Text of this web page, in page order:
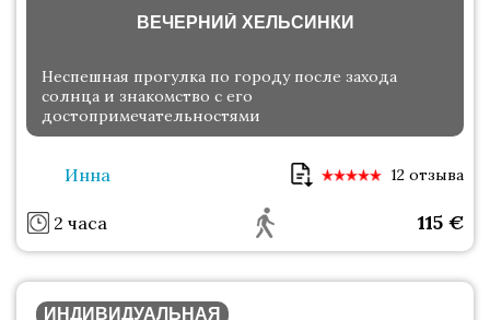
ВЕЧЕРНИЙ ХЕЛЬСИНКИ
Неспешная прогулка по городу после захода
солнца и знакомство с его
достопримечательностями
Инна 12 отзыва
2 часа 115 €
ИНДИВИДУАЛЬНАЯ